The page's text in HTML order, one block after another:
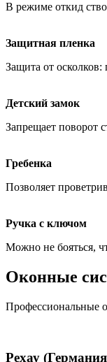
В режиме откид
Защитная пленка
Защита от осколков:
Детский замок
Запрещает поворот
Гребенка
Позволяет
Ручка с ключом
Можно не бояться,
Оконные
Профессиональные
Рехау